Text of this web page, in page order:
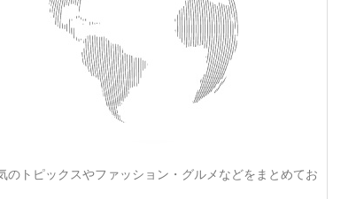
トピックスやファッション・グルメなどをまとめてお